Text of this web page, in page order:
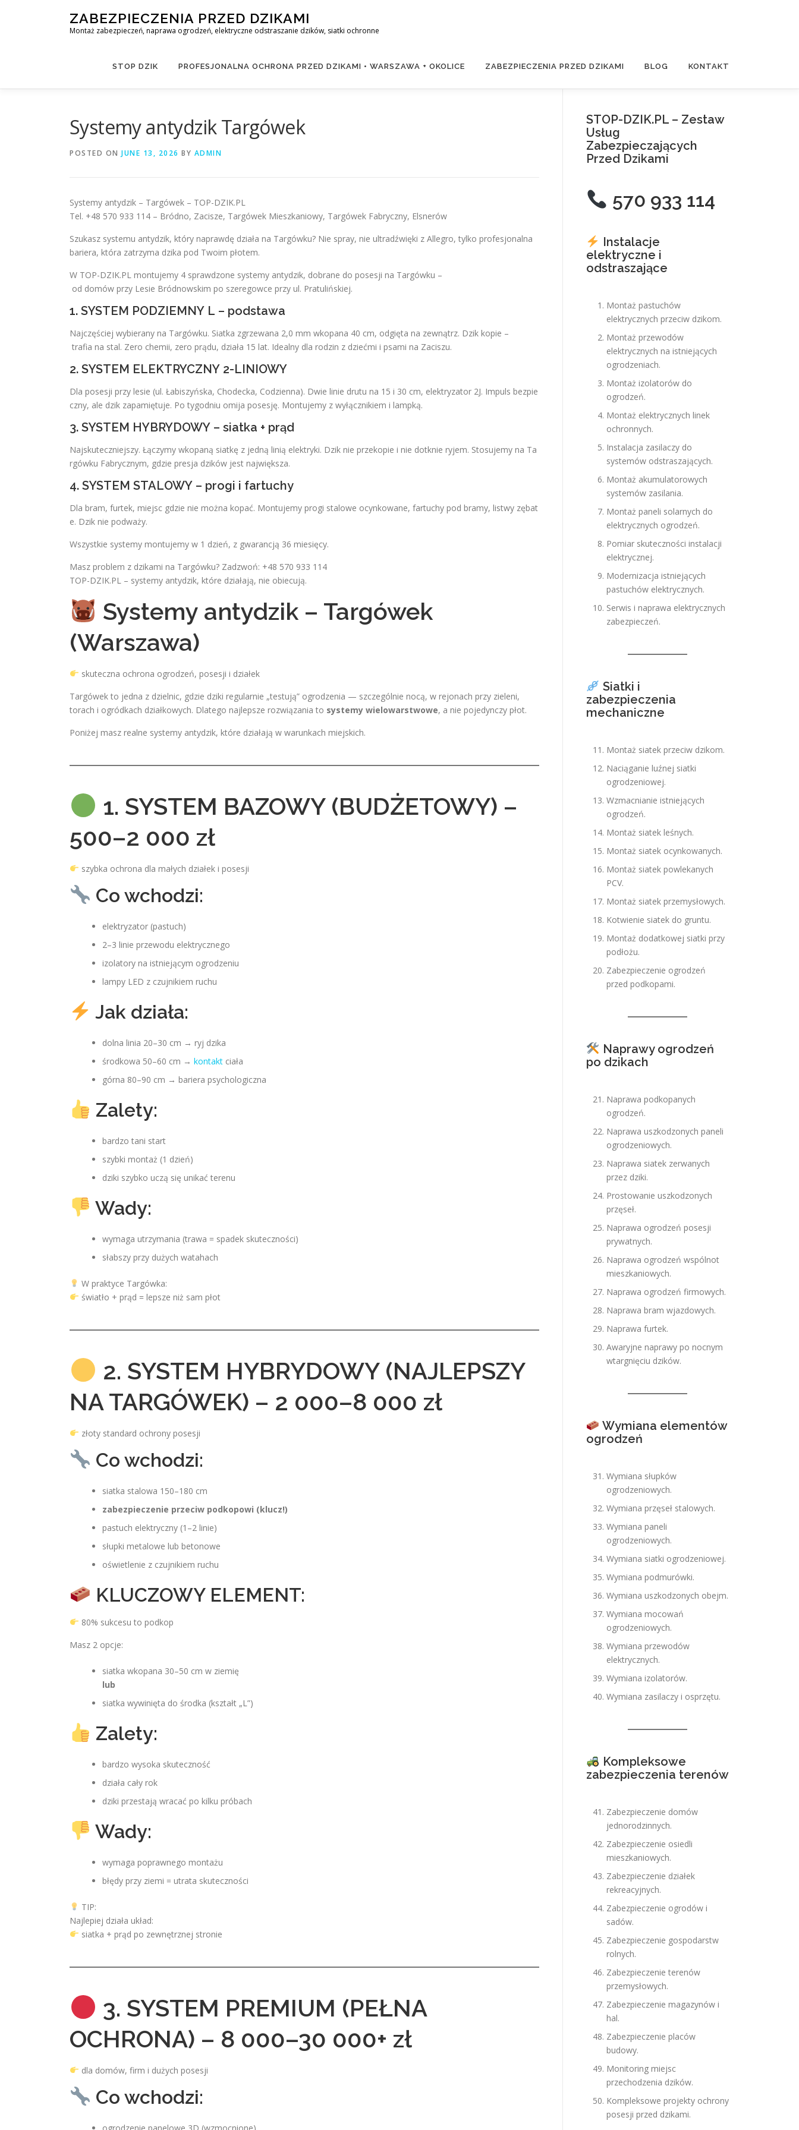
ZABEZPIECZENIA PRZED DZIKAMI
Montaż zabezpieczeń, naprawa ogrodzeń, elektryczne odstraszanie dzików, siatki ochronne
STOP DZIK PROFESJONALNA OCHRONA PRZED DZIKAMI • WARSZAWA + OKOLICE ZABEZPIECZENIA PRZED DZIKAMI BLOG KONTAKT
Systemy antydzik Targówek
POSTED ON JUNE 13, 2026 BY ADMIN
Systemy antydzik – Targówek – TOP-DZIK.PL
Tel. +48 570 933 114 – Bródno, Zacisze, Targówek Mieszkaniowy, Targówek Fabryczny, Elsnerów
Szukasz systemu antydzik, który naprawdę działa na Targówku? Nie spray, nie ultradźwięki z Allegro, tylko profesjonalna
bariera, która zatrzyma dzika pod Twoim płotem.
W TOP-DZIK.PL montujemy 4 sprawdzone systemy antydzik, dobrane do posesji na Targówku –
od domów przy Lesie Bródnowskim po szeregowce przy ul. Pratulińskiej.
1. SYSTEM PODZIEMNY L – podstawa
Najczęściej wybierany na Targówku. Siatka zgrzewana 2,0 mm wkopana 40 cm, odgięta na zewnątrz. Dzik kopie –
trafia na stal. Zero chemii, zero prądu, działa 15 lat. Idealny dla rodzin z dziećmi i psami na Zaciszu.
2. SYSTEM ELEKTRYCZNY 2-LINIOWY
Dla posesji przy lesie (ul. Łabiszyńska, Chodecka, Codzienna). Dwie linie drutu na 15 i 30 cm, elektryzator 2J. Impuls bezpie
czny, ale dzik zapamiętuje. Po tygodniu omija posesję. Montujemy z wyłącznikiem i lampką.
3. SYSTEM HYBRYDOWY – siatka + prąd
Najskuteczniejszy. Łączymy wkopaną siatkę z jedną linią elektryki. Dzik nie przekopie i nie dotknie ryjem. Stosujemy na Ta
rgówku Fabrycznym, gdzie presja dzików jest największa.
4. SYSTEM STALOWY – progi i fartuchy
Dla bram, furtek, miejsc gdzie nie można kopać. Montujemy progi stalowe ocynkowane, fartuchy pod bramy, listwy zębat
e. Dzik nie podważy.
Wszystkie systemy montujemy w 1 dzień, z gwarancją 36 miesięcy.
Masz problem z dzikami na Targówku? Zadzwoń: +48 570 933 114
TOP-DZIK.PL – systemy antydzik, które działają, nie obiecują.
Systemy antydzik – Targówek
(Warszawa)
skuteczna ochrona ogrodzeń, posesji i działek
Targówek to jedna z dzielnic, gdzie dziki regularnie „testują” ogrodzenia — szczególnie nocą, w rejonach przy zieleni,
torach i ogródkach działkowych. Dlatego najlepsze rozwiązania to systemy wielowarstwowe, a nie pojedynczy płot.
Poniżej masz realne systemy antydzik, które działają w warunkach miejskich.
1. SYSTEM BAZOWY (BUDŻETOWY) –
500–2 000 zł
szybka ochrona dla małych działek i posesji
Co wchodzi:
elektryzator (pastuch)
2–3 linie przewodu elektrycznego
izolatory na istniejącym ogrodzeniu
lampy LED z czujnikiem ruchu
Jak działa:
dolna linia 20–30 cm → ryj dzika
środkowa 50–60 cm → kontakt ciała
górna 80–90 cm → bariera psychologiczna
Zalety:
bardzo tani start
szybki montaż (1 dzień)
dziki szybko uczą się unikać terenu
Wady:
wymaga utrzymania (trawa = spadek skuteczności)
słabszy przy dużych watahach
W praktyce Targówka:
światło + prąd = lepsze niż sam płot
2. SYSTEM HYBRYDOWY (NAJLEPSZY
NA TARGÓWEK) – 2 000–8 000 zł
złoty standard ochrony posesji
Co wchodzi:
siatka stalowa 150–180 cm
zabezpieczenie przeciw podkopowi (klucz!)
pastuch elektryczny (1–2 linie)
słupki metalowe lub betonowe
oświetlenie z czujnikiem ruchu
KLUCZOWY ELEMENT:
80% sukcesu to podkop
Masz 2 opcje:
siatka wkopana 30–50 cm w ziemię
lub
siatka wywinięta do środka (kształt „L”)
Zalety:
bardzo wysoka skuteczność
działa cały rok
dziki przestają wracać po kilku próbach
Wady:
wymaga poprawnego montażu
błędy przy ziemi = utrata skuteczności
TIP:
Najlepiej działa układ:
siatka + prąd po zewnętrznej stronie
3. SYSTEM PREMIUM (PEŁNA
OCHRONA) – 8 000–30 000+ zł
dla domów, firm i dużych posesji
Co wchodzi:
STOP-DZIK.PL – Zestaw
Usług
Zabezpieczających
Przed Dzikami
570 933 114
Instalacje
elektryczne i
odstraszające
Montaż pastuchów
elektrycznych przeciw dzikom.
Montaż przewodów
elektrycznych na istniejących
ogrodzeniach.
Montaż izolatorów do
ogrodzeń.
Montaż elektrycznych linek
ochronnych.
Instalacja zasilaczy do
systemów odstraszających.
Montaż akumulatorowych
systemów zasilania.
Montaż paneli solarnych do
elektrycznych ogrodzeń.
Pomiar skuteczności instalacji
elektrycznej.
Modernizacja istniejących
pastuchów elektrycznych.
Serwis i naprawa elektrycznych
zabezpieczeń.
Siatki i
zabezpieczenia
mechaniczne
Montaż siatek przeciw dzikom.
Naciąganie luźnej siatki
ogrodzeniowej.
Wzmacnianie istniejących
ogrodzeń.
Montaż siatek leśnych.
Montaż siatek ocynkowanych.
Montaż siatek powlekanych
PCV.
Montaż siatek przemysłowych.
Kotwienie siatek do gruntu.
Montaż dodatkowej siatki przy
podłożu.
Zabezpieczenie ogrodzeń
przed podkopami.
Naprawy ogrodzeń
po dzikach
Naprawa podkopanych
ogrodzeń.
Naprawa uszkodzonych paneli
ogrodzeniowych.
Naprawa siatek zerwanych
przez dziki.
Prostowanie uszkodzonych
przęseł.
Naprawa ogrodzeń posesji
prywatnych.
Naprawa ogrodzeń wspólnot
mieszkaniowych.
Naprawa ogrodzeń firmowych.
Naprawa bram wjazdowych.
Naprawa furtek.
Awaryjne naprawy po nocnym
wtargnięciu dzików.
Wymiana elementów
ogrodzeń
Wymiana słupków
ogrodzeniowych.
Wymiana przęseł stalowych.
Wymiana paneli
ogrodzeniowych.
Wymiana siatki ogrodzeniowej.
Wymiana podmurówki.
Wymiana uszkodzonych obejm.
Wymiana mocowań
ogrodzeniowych.
Wymiana przewodów
elektrycznych.
Wymiana izolatorów.
Wymiana zasilaczy i osprzętu.
Kompleksowe
zabezpieczenia terenów
Zabezpieczenie domów
jednorodzinnych.
Zabezpieczenie osiedli
mieszkaniowych.
Zabezpieczenie działek
rekreacyjnych.
Zabezpieczenie ogrodów i
sadów.
Zabezpieczenie gospodarstw
rolnych.
Zabezpieczenie terenów
przemysłowych.
Zabezpieczenie magazynów i
hal.
Zabezpieczenie placów
budowy.
Monitoring miejsc
przechodzenia dzików.
Kompleksowe projekty ochrony
posesji przed dzikami.